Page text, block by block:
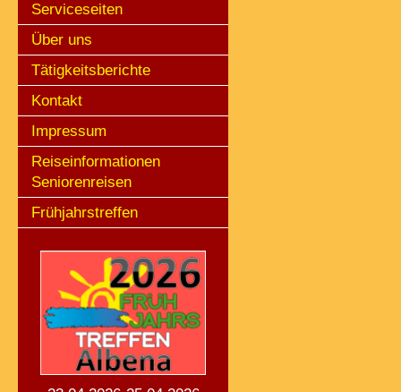
Serviceseiten
Über uns
Tätigkeitsberichte
Kontakt
Impressum
Reiseinformationen
Seniorenreisen
Frühjahrstreffen